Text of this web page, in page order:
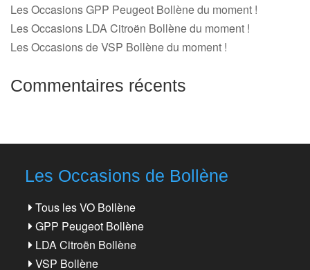
Les Occasions GPP Peugeot Bollène du moment !
Les Occasions LDA Citroën Bollène du moment !
Les Occasions de VSP Bollène du moment !
Commentaires récents
Les Occasions de Bollène
Tous les VO Bollène
GPP Peugeot Bollène
LDA Citroën Bollène
VSP Bollène